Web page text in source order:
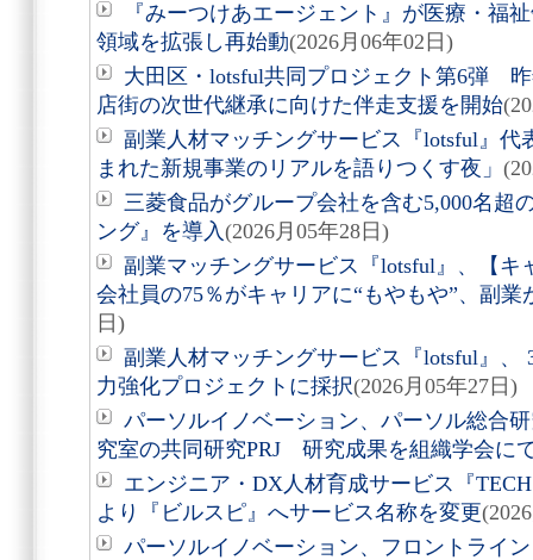
『みーつけあエージェント』が医療・
領域を拡張し再始動(2026月06年02日)
大田区・lotsful共同プロジェクト第6弾
店街の次世代継承に向けた伴走支援を開始
副業人材マッチングサービス『lotsful』代
まれた新規事業のリアルを語りつくす夜」
三菱食品がグループ会社を含む5,000名超
ング』を導入(2026月05年28日)
副業マッチングサービス『lotsful』、【
会社員の75％がキャリアに“もやもや”、副業
日)
副業人材マッチングサービス『lotsful』、
力強化プロジェクトに採択(2026月05年27日)
パーソルイノベーション、パーソル総合
究室の共同研究PRJ 研究成果を組織学会に
エンジニア・DX人材育成サービス『
より『ビルスピ』へサービス名称を変更
パーソルイノベーション、フロントライ